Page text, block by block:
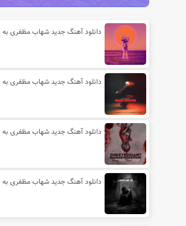
آخرین مطالب دسته
دانلود آهنگ جدید شهاب مظفری
دانلود آهنگ جدید شهاب مظفری
دانلود آهنگ جدید شهاب مظفری به